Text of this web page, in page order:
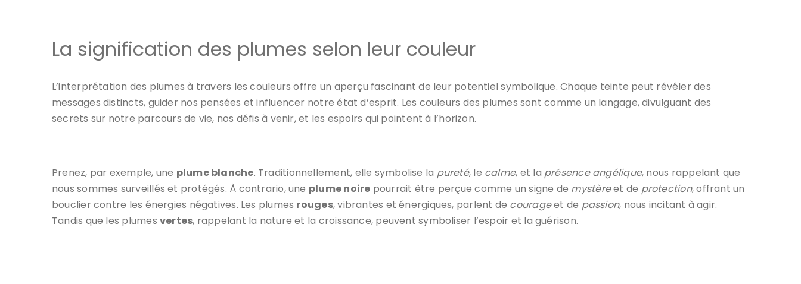
La signification des plumes selon leur couleur
L’interprétation des plumes à travers les couleurs offre un aperçu fascinant de leur potentiel symbolique. Chaque teinte peut révéler des
messages distincts, guider nos pensées et influencer notre état d’esprit. Les couleurs des plumes sont comme un langage, divulguant des
secrets sur notre parcours de vie, nos défis à venir, et les espoirs qui pointent à l’horizon.
Prenez, par exemple, une plume blanche. Traditionnellement, elle symbolise la pureté, le calme, et la présence angélique, nous rappelant que
nous sommes surveillés et protégés. À contrario, une plume noire pourrait être perçue comme un signe de mystèreet de protection, offrant un
bouclier contre les énergies négatives. Les plumes rouges, vibrantes et énergiques, parlent de courageet de passion, nous incitant à agir.
Tandis que les plumes vertes, rappelant la nature et la croissance, peuvent symboliser l’espoir et la guérison.